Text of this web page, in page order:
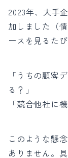
2023年、大手
加しました（
ースを見るたび
「うちの顧客
る？」
「競合他社に
このような懸
ありません。